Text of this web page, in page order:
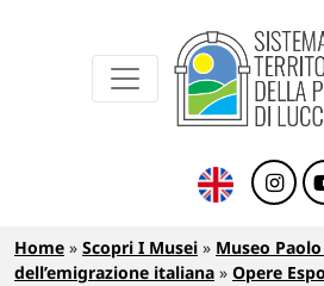
Sistema Museale
Briciole di pane
Home Scopri I Musei
Museo
dell’emigrazione italiana
Opere